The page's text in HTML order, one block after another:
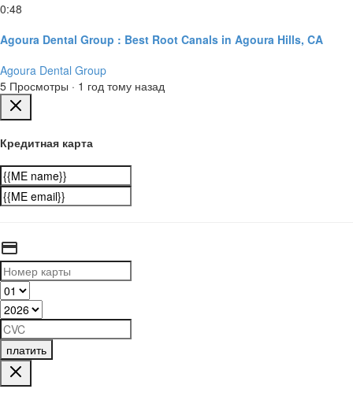
0:48
Agoura Dental Group : Best Root Canals in Agoura Hills, CA
Agoura Dental Group
5 Просмотры · 1 год тому назад
Кредитная карта
платить